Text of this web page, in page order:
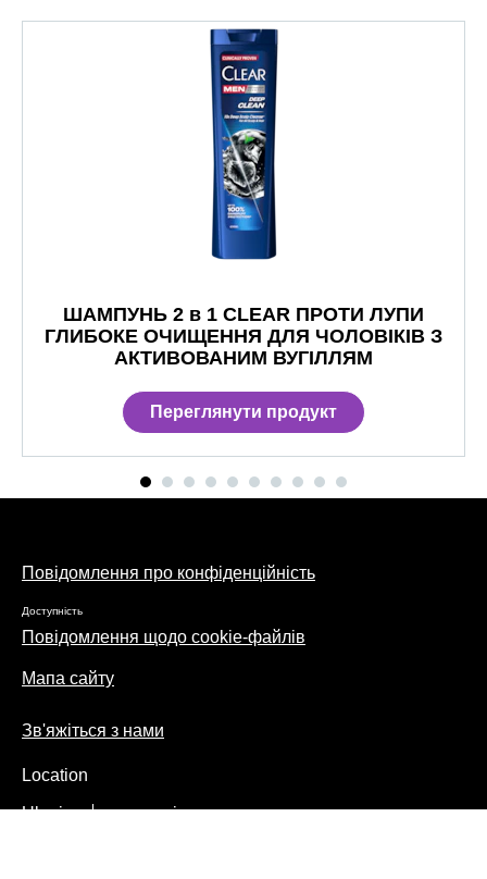
ШАМПУНЬ 2 в 1 CLEAR ПРОТИ ЛУПИ
ГЛИБОКЕ ОЧИЩЕННЯ ДЛЯ ЧОЛОВІКІВ З
АКТИВОВАНИМ ВУГІЛЛЯМ
Переглянути продукт
Повідомлення про конфіденційність
Доступність
Повідомлення щодо cookie-файлів
Мапа сайту
Зв'яжіться з нами
Location
Ukraine увесь світ